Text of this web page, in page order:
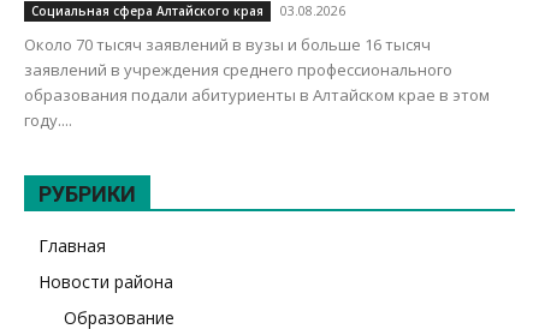
Социальная сфера Алтайского края 03.08.2026
Около 70 тысяч заявлений в вузы и больше 16 тысяч
заявлений в учреждения среднего профессионального
образования подали абитуриенты в Алтайском крае в этом
году....
РУБРИКИ
Главная
Новости района
Образование